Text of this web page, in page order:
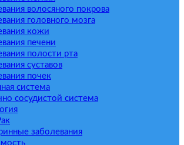
волосяного покрова
головного мозга
кожи
печени
полости рта
суставов
почек
система
сосудистой система
заболевания